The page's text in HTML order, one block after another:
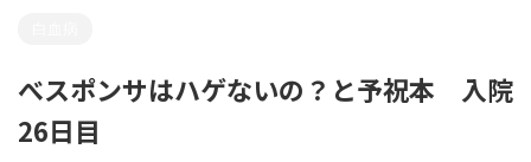
べスポンサはハゲないの？と予祝本 入院
26日目